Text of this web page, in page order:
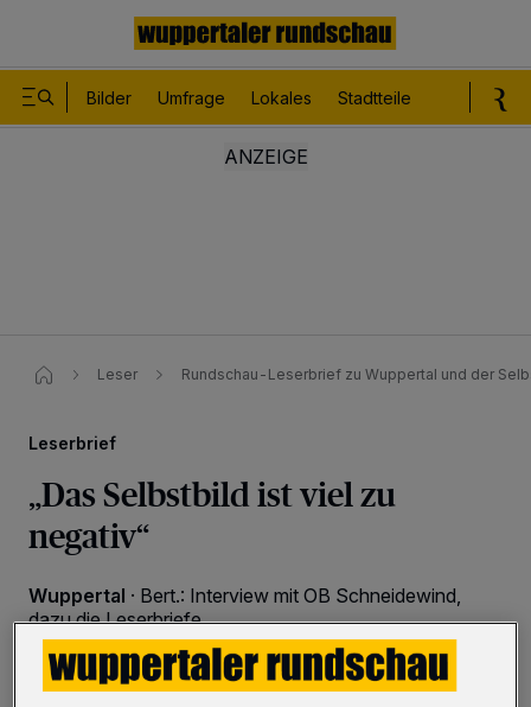
Bilder Umfrage Lokales Stadtteile
Leser Rundschau-Leserbrief zu Wuppertal und der
Leserbrief
„Das Selbstbild ist viel zu
negativ“
Wuppertal · Bert.: Interview mit OB Schneidewind,
dazu die Leserbriefe